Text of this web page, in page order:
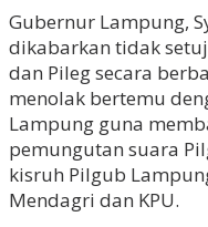
Gubernur Lampung,
dikabarkan tidak
dan Pileg secara
menolak bertemu
Lampung guna
pemungutan suara
kisruh Pilgub
Mendagri dan KPU.